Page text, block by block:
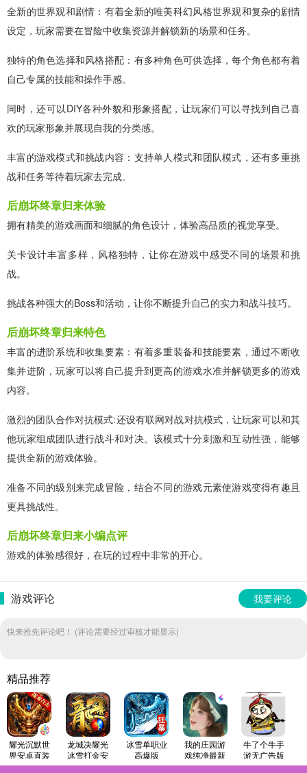
全新的世界观和剧情：有着全新的唯美科幻风格世界观和复杂的剧情
设定，玩家需要在冒险中收集资源并解锁新的场景和任务。
独特的角色选择和风格搭配：有多种角色可供选择，每个角色都有着
自己专属的技能和操作手感。
同时，还可以DIY各种外貌和形象搭配，让玩家们可以寻找到自己喜
欢的玩家形象并展现自我的分类感。
丰富的游戏模式和挑战内容：支持单人模式和团队模式，还有多重挑
战和任务等待着玩家去完成。
后崩坏终章归来体验
拥有精美的游戏画面和细腻的角色设计，体验高品质的视觉享受。
关卡设计丰富多样，风格独特，让你在游戏中感受不同的场景和挑
战。
挑战各种强大的Boss和活动，让你不断提升自己的实力和战斗技巧。
后崩坏终章归来特色
丰富的进阶系统和收集要素：有着多重装备和技能要素，通过不断收
集并进阶，玩家可以将自己提升到更高的游戏水准并解锁更多的游戏
内容。
激烈的团队合作对抗模式:还设有联网对战对抗模式，让玩家可以和其
他玩家组成团队进行战斗和对决。该模式十分刺激和互动性强，能够
提供全新的游戏体验。
准备不同的级别来完成冒险，结合不同的游戏元素使游戏变得有趣且
更具挑战性。
后崩坏终章归来小编点评
游戏的体验感很好，在玩的过程中非常的开心。
游戏评论 我要评论
快来抢先评论吧！ (评论需要经过审核才能显示)
精品推荐
耀光沉默世
界安卓直装
版
龙城决耀光
冰雪打金安
卓官方版
冰雪单职业
高爆版
我的庄园游
戏纯净最新
版
牛了个牛手
游无广告版